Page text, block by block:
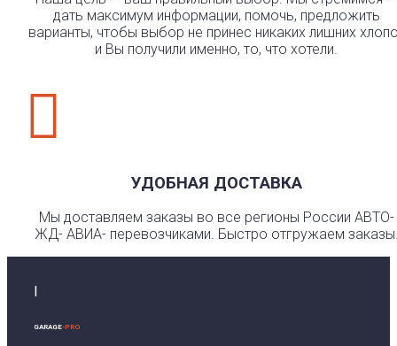
дать максимум информации, помочь, предложить
варианты, чтобы выбор не принес никаких лишних
и Вы получили именно, то, что хотели.

УДОБНАЯ ДОСТАВКА
Мы доставляем заказы во все регионы России АВТО-
ЖД- АВИА- перевозчиками. Быстро отгружаем
GARAGE-PRO